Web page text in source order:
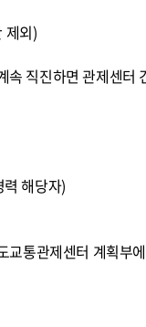
제외)
직진하면 관제센터
해당자)
교통관제센터 계획부